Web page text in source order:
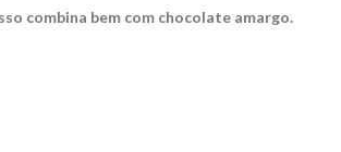
combina bem com chocolate amargo.